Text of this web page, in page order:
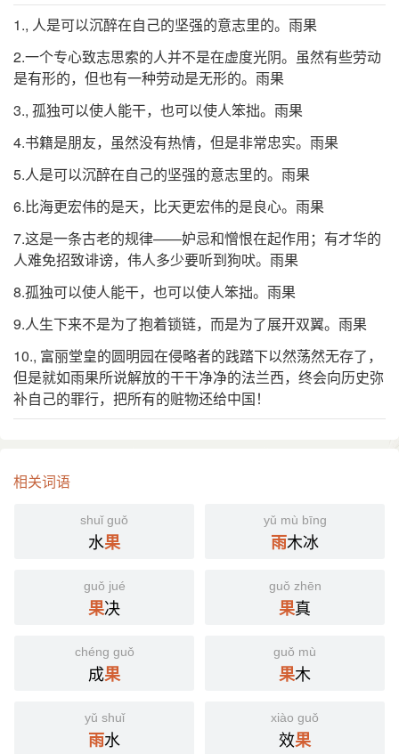
1., 人是可以沉醉在自己的坚强的意志里的。雨果
2.一个专心致志思索的人并不是在虚度光阴。虽然有些劳动
是有形的，但也有一种劳动是无形的。雨果
3., 孤独可以使人能干，也可以使人笨拙。雨果
4.书籍是朋友，虽然没有热情，但是非常忠实。雨果
5.人是可以沉醉在自己的坚强的意志里的。雨果
6.比海更宏伟的是天，比天更宏伟的是良心。雨果
7.这是一条古老的规律——妒忌和憎恨在起作用；有才华的
人难免招致诽谤，伟人多少要听到狗吠。雨果
8.孤独可以使人能干，也可以使人笨拙。雨果
9.人生下来不是为了抱着锁链，而是为了展开双翼。雨果
10., 富丽堂皇的圆明园在侵略者的践踏下以然荡然无存了，
但是就如雨果所说解放的干干净净的法兰西，终会向历史弥
补自己的罪行，把所有的赃物还给中国！
相关词语
shuǐ guǒ
水果
yǔ mù bīng
雨木冰
guǒ jué
果决
guǒ zhēn
果真
chéng guǒ
成果
guǒ mù
果木
yǔ shuǐ
雨水
xiào guǒ
效果